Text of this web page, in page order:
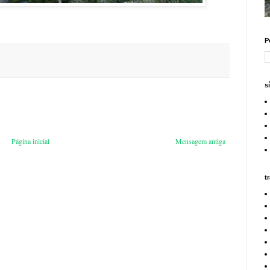
Mensagem antiga
Página inicial